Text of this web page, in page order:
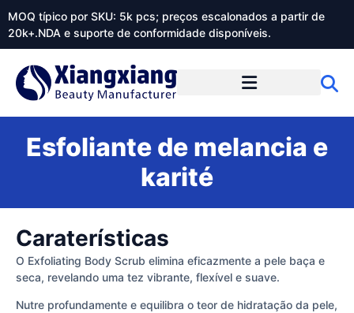
MOQ típico por SKU: 5k pcs; preços escalonados a partir de
20k+.NDA e suporte de conformidade disponíveis.
Esfoliante de melancia e
karité
Caraterísticas
O Exfoliating Body Scrub elimina eficazmente a pele baça e
seca, revelando uma tez vibrante, flexível e suave.
Nutre profundamente e equilibra o teor de hidratação da pele,